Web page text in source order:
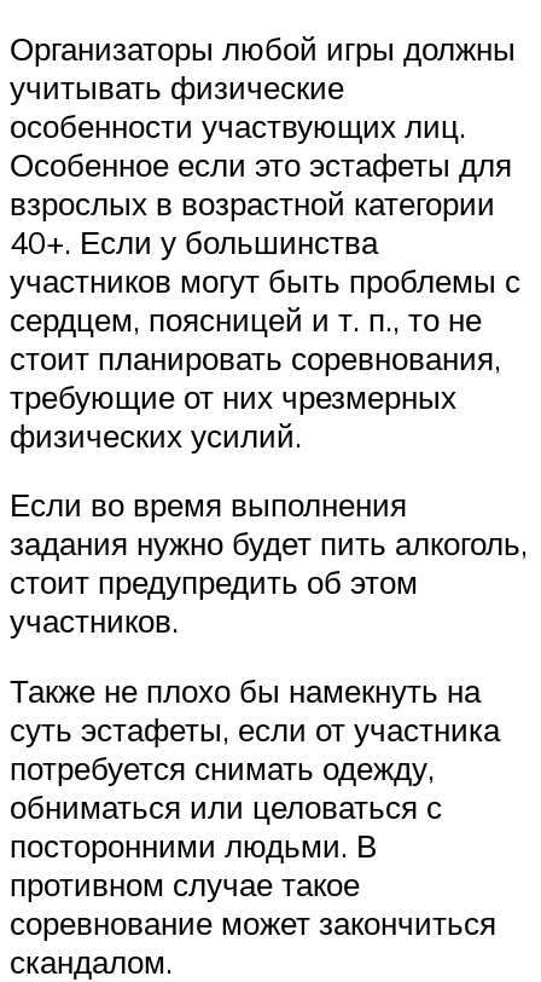
Организаторы любой игры должны
учитывать физические
особенности участвующих лиц.
Особенное если это эстафеты для
взрослых в возрастной категории
40+. Если у большинства
участников могут быть проблемы с
сердцем, поясницей и т. п., то не
стоит планировать соревнования,
требующие от них чрезмерных
физических усилий.
Если во время выполнения
задания нужно будет пить алкоголь,
стоит предупредить об этом
участников.
Также не плохо бы намекнуть на
суть эстафеты, если от участника
потребуется снимать одежду,
обниматься или целоваться с
посторонними людьми. В
противном случае такое
соревнование может закончиться
скандалом.